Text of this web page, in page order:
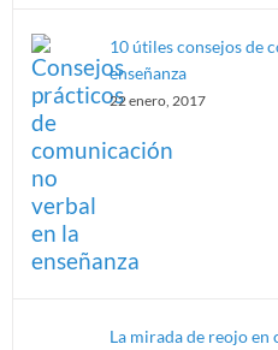
10 útiles consejos de
enseñanza
22 enero, 2017
La mirada de reojo